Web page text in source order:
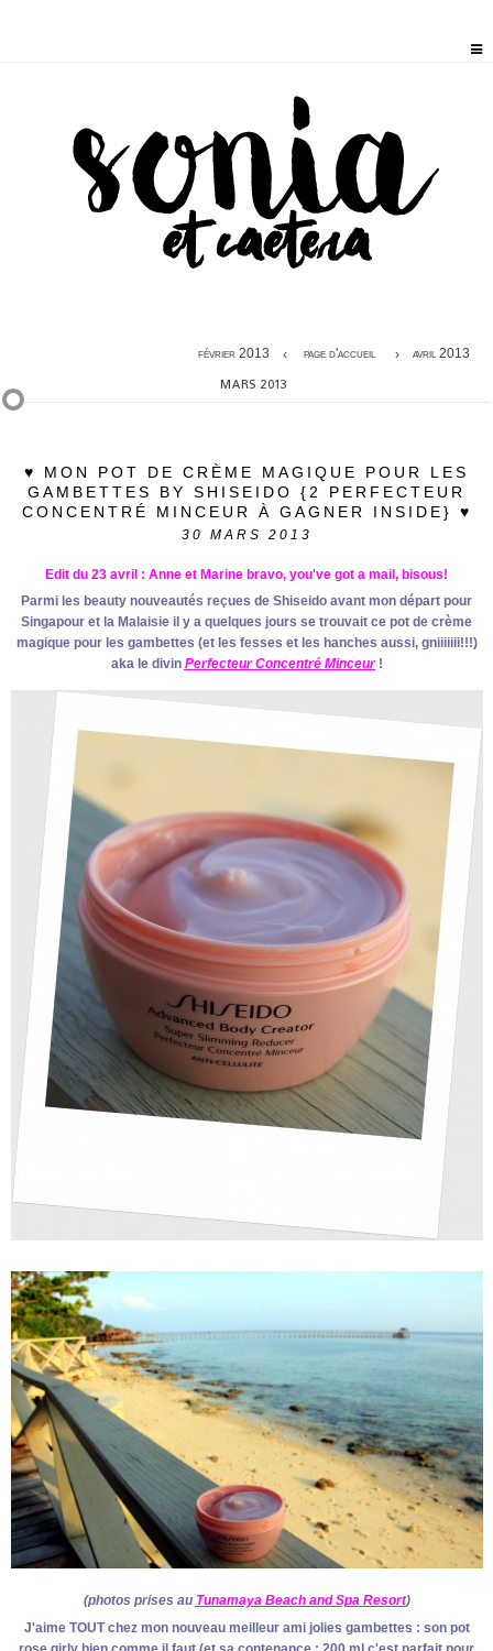
février 2013 page d'accueil avril 2013
MARS 2013
♥ MON POT DE CRÈME MAGIQUE POUR LES
GAMBETTES BY SHISEIDO {2 PERFECTEUR
CONCENTRÉ MINCEUR À GAGNER INSIDE} ♥
30 MARS 2013
Edit du 23 avril : Anne et Marine bravo, you've got a mail, bisous!
Parmi les beauty nouveautés reçues de Shiseido avant mon départ pour
Singapour et la Malaisie il y a quelques jours se trouvait ce pot de crème
magique pour les gambettes (et les fesses et les hanches aussi, gniiiiiii!!!)
aka le divin Perfecteur Concentré Minceur!
(photos prises au Tunamaya Beach and Spa Resort)
J'aime TOUT chez mon nouveau meilleur ami jolies gambettes : son pot